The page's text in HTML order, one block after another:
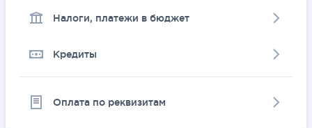
Налоги, платежи в бюджет
Кредиты
Оплата по реквизитам